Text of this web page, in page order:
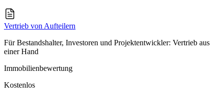
Vertrieb von Aufteilern
Für Bestandshalter, Investoren und Projektentwickler: Vertrieb aus
einer Hand
Immobilienbewertung
Kostenlos